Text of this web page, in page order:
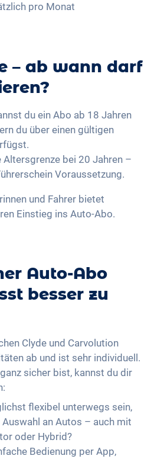
pro Monat
– ab wann darf
du ein Abo ab 18 Jahren
du über einen gültigen
Altersgrenze bei 20 Jahren –
Voraussetzung.
und Fahrer bietet
Einstieg ins Auto-Abo.
Auto-Abo
besser zu
Clyde und Carvolution
ab und ist sehr individuell.
sicher bist, kannst du dir
flexibel unterwegs sein,
an Autos – auch mit
oder Hybrid?
Bedienung per App,